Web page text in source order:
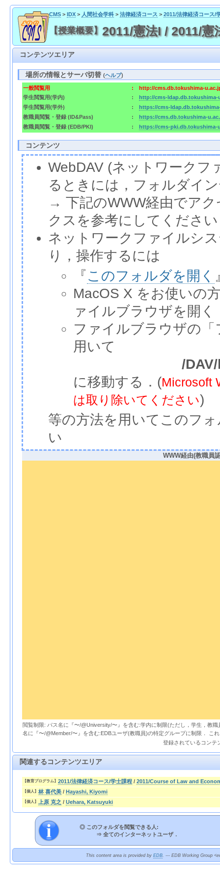
CMS> IDX> 人間社会学科> 法律経済コース > 2011/法律経済コース/
【授業概要】 2011/憲法I / 2011/憲
コンテンツエリア
場所の情報とサーバ切替(ヘルプ)
一般閲覧用 :
http://cms.db.tokushima-
学生閲覧用(学内)
:
http://cms-ldap.db.tokushima-
学生閲覧用(学外)
:
https://cms-
教職員閲覧・登録 (ID&Pass)
:
https://cms.db.tokushima-
教職員閲覧・登録 (EDB/PKI)
: https://cms-pki.db.tokushima-
コンテンツ
WebDAV (ネットワーク
るときには，フォルダイ
→ 下記のWWW経由でア
クスを参考にしてくださ
ネットワークファイルシ
り，操作するには
『このフォルダを開く
MacOS X をお使いの
ァイルブラウザを開く
ファイルブラウザの
用いて
/
に移動する．(Microsoft
は取り除いてください)
等の方法を用いてこのフ
い
WWW経由(教職員
閲覧制限: パス名に『〜/@University/〜』を含む:学内に制限(ただし，学生，教
名に『〜/@Member/〜』を含む:EDBユーザ(教職員)の特定グループに制限． こ
登録されているコンテ
関連するコンテンツエリア
【教育プログラム】 2011/法律経済コース/学士課程 / 2011/Course of Law and
【個人】 林 喜代美 / Hayashi, Kiyomi
【個人】 上原 克之 / Uehara, Katsuyuki
◎ このフォルダを閲覧できる人:
⇒ 全てのインターネットユーザ．
This content area is provided by EDB. --- EDB Working Group